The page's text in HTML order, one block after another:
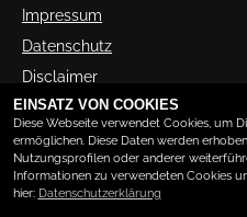
Impressum
Datenschutz
Disclaimer
Barrierefreiheit
ÖFFNUNGSZEITEN
EINSATZ VON COOKIES
Diese Webseite verwendet Cookies, um
ermöglichen. Diese Daten werden
Nutzungsprofilen oder anderer
Informationen zu verwendeten Cookies
hier: Datenschutzerklärung